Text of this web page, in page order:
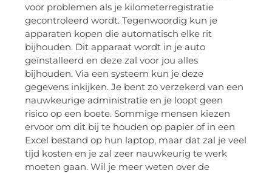
voor problemen als je kilometerregistratie
gecontroleerd wordt. Tegenwoordig kun je
apparaten kopen die automatisch elke rit
bijhouden. Dit apparaat wordt in je auto
geïnstalleerd en deze zal voor jou alles
bijhouden. Via een systeem kun je deze
gegevens inkijken. Je bent zo verzekerd van een
nauwkeurige administratie en je loopt geen
risico op een boete. Sommige mensen kiezen
ervoor om dit bij te houden op papier of in een
Excel bestand op hun laptop, maar dat zal je veel
tijd kosten en je zal zeer nauwkeurig te werk
moeten gaan. Wil je meer weten over de